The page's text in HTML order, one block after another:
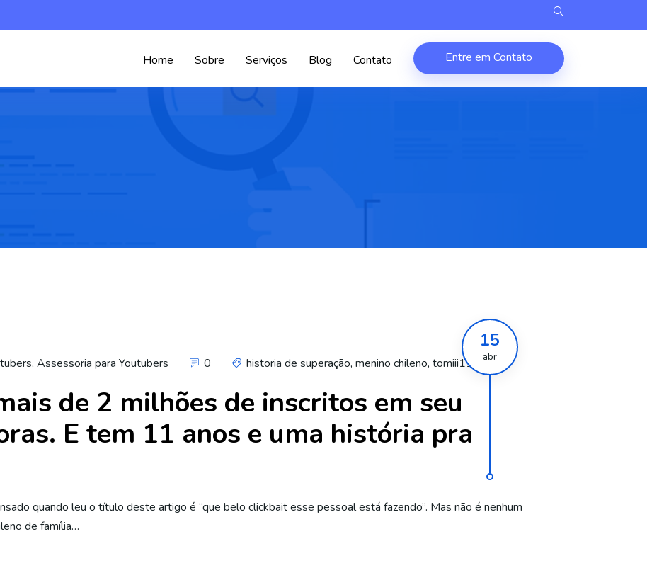
Home Sobre Serviços Blog Contato Entre em Contato
, Assessoria para Youtubers 0
15
abr
historia de superação, menino chileno, tomiii11
de 2 milhões de inscritos em seu
E tem 11 anos e uma história pra
quando leu o título deste artigo é “que belo clickbait esse pessoal está fazendo”. Mas não é nenhum
de família…